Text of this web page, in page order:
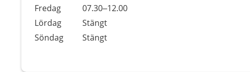
Fredag
07.30–12.00
Lördag
Stängt
Söndag
Stängt